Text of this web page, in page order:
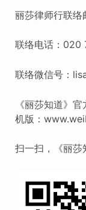
丽莎律师行联
联络电话：020
联络微信号：
《丽莎知道》
机版：
扫一扫，《丽莎